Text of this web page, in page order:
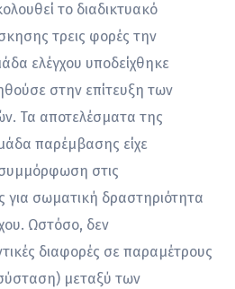
το διαδικτυακό
τρεις φορές την
ελέγχου υποδείχθηκε
στην επίτευξη των
Τα αποτελέσματα της
παρέμβασης είχε
στις
για σωματική δραστηριότητα
Ωστόσο, δεν
διαφορές σε παραμέτρους
μεταξύ των